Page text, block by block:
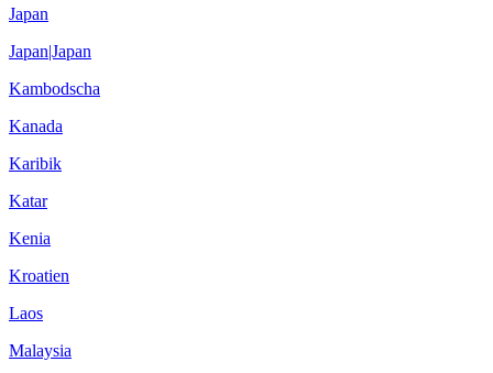
Japan
Japan|Japan
Kambodscha
Kanada
Karibik
Katar
Kenia
Kroatien
Laos
Malaysia